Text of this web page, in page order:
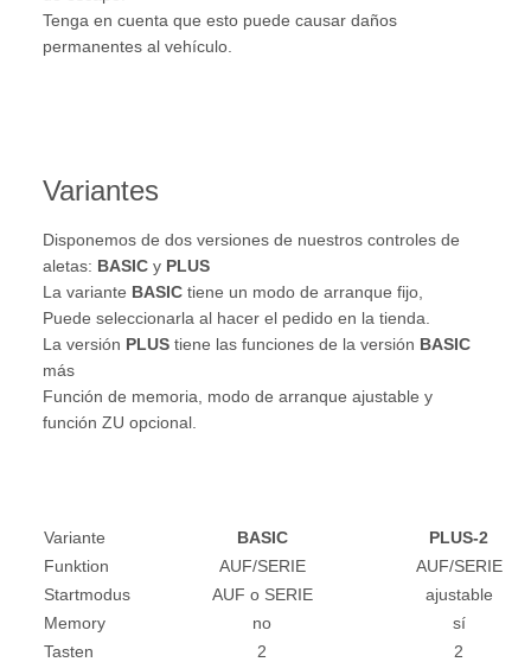
Tenga en cuenta que esto puede causar daños
permanentes al vehículo.
Variantes
Disponemos de dos versiones de nuestros controles de
aletas: BASIC y PLUS
La variante BASIC tiene un modo de arranque fijo,
Puede seleccionarla al hacer el pedido en la tienda.
La versión PLUS tiene las funciones de la versión BASIC
más
Función de memoria, modo de arranque ajustable y
función ZU opcional.
Variante BASIC
PLUS-2
Funktion
AUF/SERIE
AUF/SERIE
Startmodus
AUF o SERIE
ajustable
Memory
no
sí
Tasten
2 2